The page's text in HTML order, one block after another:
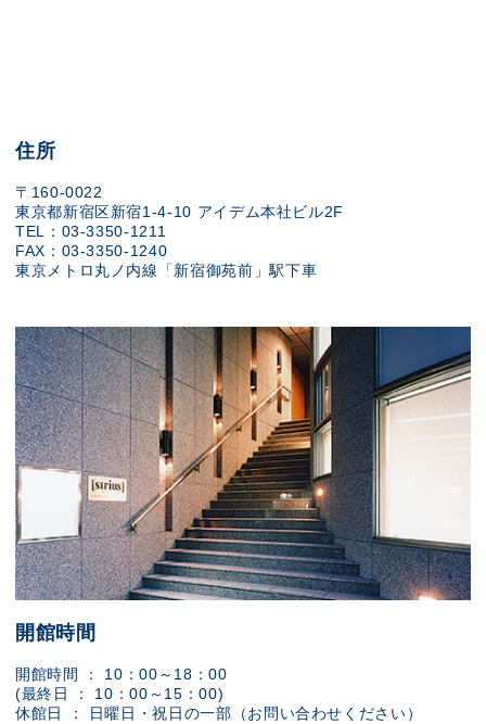
住所
〒160-0022
東京都新宿区新宿1-4-10 アイデム本社ビル2F
TEL：03-3350-1211
FAX：03-3350-1240
東京メトロ丸ノ内線「新宿御苑前」駅下車
開館時間
開館時間 ： 10：00～18：00
(最終日 ： 10：00～15：00)
休館日 ： 日曜日・祝日の一部（お問い合わせください）